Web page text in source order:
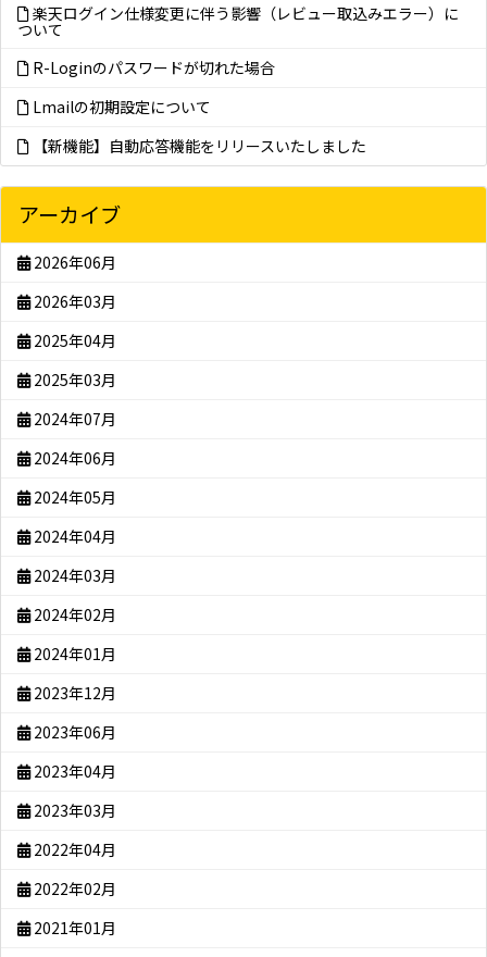
楽天ログイン仕様変更に伴う影響（レビュー取込みエラー）に
ついて
R-Loginのパスワードが切れた場合
Lmailの初期設定について
【新機能】自動応答機能をリリースいたしました
アーカイブ
2026年06月
2026年03月
2025年04月
2025年03月
2024年07月
2024年06月
2024年05月
2024年04月
2024年03月
2024年02月
2024年01月
2023年12月
2023年06月
2023年04月
2023年03月
2022年04月
2022年02月
2021年01月